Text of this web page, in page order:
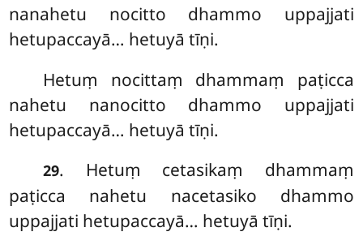
nanahetu nocitto dhammo uppajjati
hetupaccayā… hetuyā tīṇi.
Hetuṃ nocittaṃ dhammaṃ paṭicca
nahetu nanocitto dhammo uppajjati
hetupaccayā… hetuyā tīṇi.
29. Hetuṃ cetasikaṃ dhammaṃ
paṭicca nahetu nacetasiko dhammo
uppajjati hetupaccayā… hetuyā tīṇi.